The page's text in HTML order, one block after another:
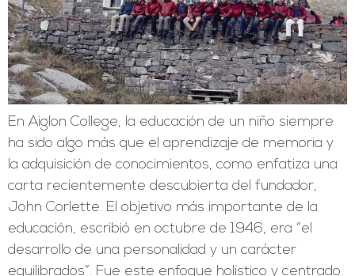
En Aiglon College, la educación de un niño siempre
ha sido algo más que el aprendizaje de memoria y
la adquisición de conocimientos, como enfatiza una
carta recientemente descubierta del fundador,
John Corlette. El objetivo más importante de la
educación, escribió en octubre de 1946, era “el
desarrollo de una personalidad y un carácter
equilibrados”. Fue este enfoque holístico y centrado